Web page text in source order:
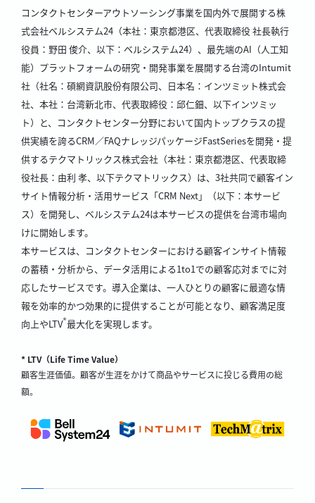
コンタクトセンターアウトソーシング事業を国内外で展開する株
式会社ベルシステム24（本社：東京都港区、代表取締役 社長執行
役員：野田 俊介、以下：ベルシステム24）、最先端のAI（人工知
能）プラットフォームの研究・開発事業を展開する台湾のIntumit
社（社名：碩網資訊股份有限公司、日本名：インツミット株式会
社、本社：台湾新北市、代表取締役：邱仁鈿、以下インツミッ
ト）と、コンタクトセンター分野において国内トップクラスの提
供実績を誇るCRM／FAQナレッジパッケージFastSeriesを開発・提
供するテクマトリックス株式会社（本社：東京都港区、代表取締
役社長：由利 孝、以下テクマトリックス）は、3社共同で顧客イン
サイト情報分析・活用サービス「CRM Next」（以下：本サービ
ス）を開発し、ベルシステム24は本サービスの提供を台湾市場向
けに開始します。
本サービスは、コンタクトセンターにおける顧客インサイト情報
の蓄積・分析から、データ活用による1to1での顧客応対までに対
応したサービスです。導入企業は、一人ひとりの顧客に最適な情
報を効率的かつ効果的に提供することが可能となり、顧客満足度
向上やLTV*最大化を実現します。
* LTV（Life Time Value）
顧客生涯価値。顧客が生涯をかけて商品やサービスに投じる費用の総
額。